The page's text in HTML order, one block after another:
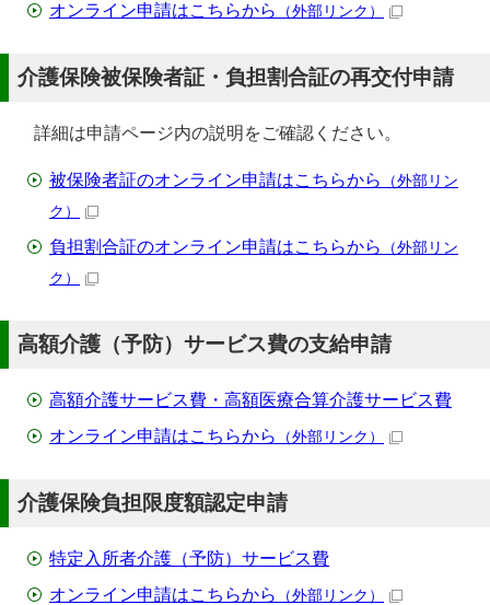
オンライン申請はこちらから
（外部リンク）
介護保険被保険者証・負担割合証の再交付申請
詳細は申請ページ内の説明をご確認ください。
被保険者証のオンライン申請はこちらから
（外部リン
ク）
負担割合証のオンライン申請はこちらから
（外部リン
ク）
高額介護（予防）サービス費の支給申請
高額介護サービス費・高額医療合算介護サービス費
オンライン申請はこちらから
（外部リンク）
介護保険負担限度額認定申請
特定入所者介護（予防）サービス費
オンライン申請はこちらから
（外部リンク）